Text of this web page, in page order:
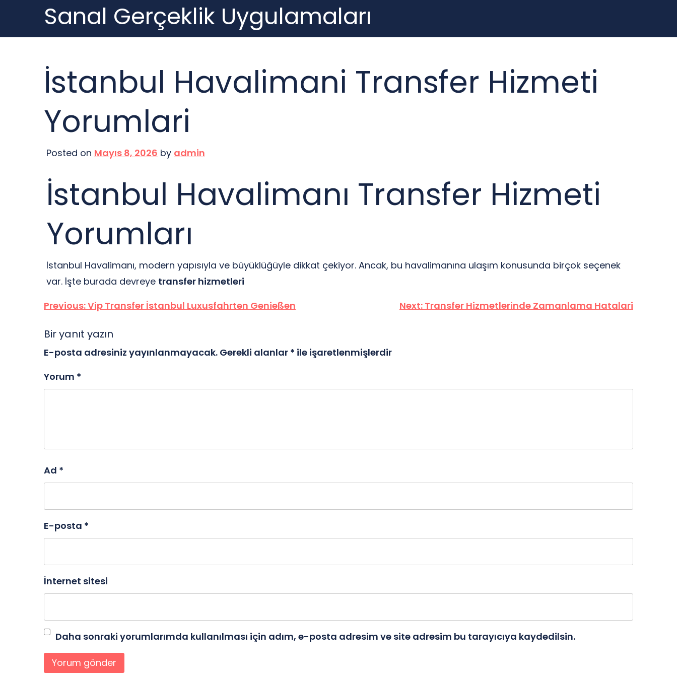
content
Sanal Gerçeklik Uygulamaları
İstanbul Havalimani Transfer Hizmeti
Yorumlari
Posted on Mayıs 8, 2026 by admin
İstanbul Havalimanı Transfer Hizmeti
Yorumları
İstanbul Havalimanı, modern yapısıyla ve büyüklüğüyle dikkat çekiyor. Ancak, bu havalimanına ulaşım konusunda birçok seçenek
var. İşte burada devreye transfer hizmetleri
Yazı
gezinmesi
Previous:Vip Transfer İstanbul Luxusfahrten Genießen Next: Transfer Hizmetlerinde Zamanlama Hatalari
Bir yanıt yazın
E-posta adresiniz yayınlanmayacak. Gerekli alanlar * ile işaretlenmişlerdir
Yorum *
Ad *
E-posta *
İnternet sitesi
Daha sonraki yorumlarımda kullanılması için adım, e-posta adresim ve site adresim bu tarayıcıya kaydedilsin.